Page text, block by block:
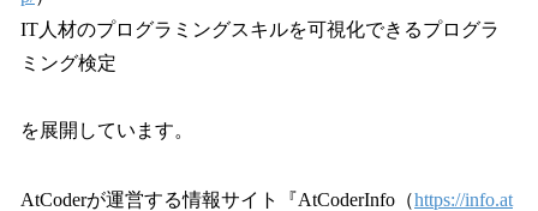
IT人材のプログラミングスキルを可視化できるプログラ
ミング検定
を展開しています。
AtCoderが運営する情報サイト『AtCoderInfo（https://info.at